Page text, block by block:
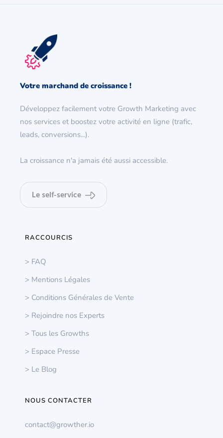
Votre marchand de croissance !
Développez facilement votre Growth Marketing avec
nos services et boostez votre activité en ligne (trafic,
leads, conversions...).
La croissance n'a jamais été aussi accessible.
Le self-service
RACCOURCIS
> FAQ
> Mentions Légales
> Conditions Générales de Vente
> Rejoindre nos Experts
> Tous les Growths
> Espace Presse
> Le Blog
NOUS CONTACTER
contact@growther.io